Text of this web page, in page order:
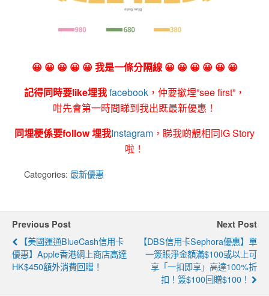
😀 😀 😀 😀 😀 我是一條分隔線 😀 😀 😀 😀 😀 😀
記得同時要like埋我facebook ，仲要撳埋”see first”，
咁先會第一時間睇到我出既最新優惠！
同埋梗係要follow 埋我Instagram ，睇我啲靚相同IG Story
啦！
Categories: 最新優惠
Previous Post
【美國運通BlueCash信用卡
優惠】Apple香港網上商店高達
HK$450額外消費回贈！
Next Post
【DBS信用卡Sephora優惠】單
一簽賬淨金額滿$100或以上可
享「一扣即享」高達100%折
扣！簽$100回贈$100！